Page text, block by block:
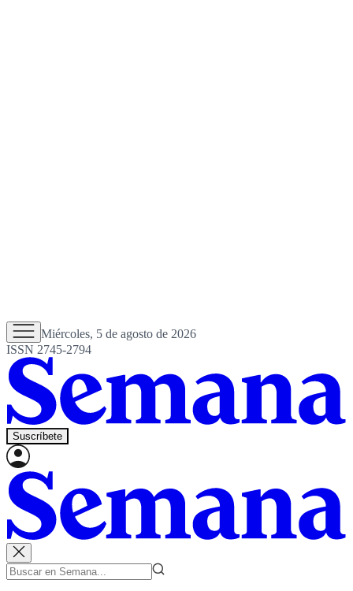
Miércoles, 5 de agosto de 2026
ISSN 2745-2794
Suscríbete